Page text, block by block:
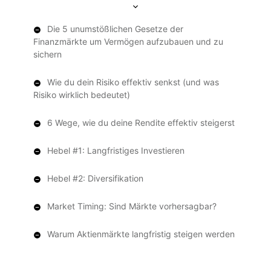
Die 5 unumstößlichen Gesetze der
Finanzmärkte um Vermögen aufzubauen und zu
sichern
Wie du dein Risiko effektiv senkst (und was
Risiko wirklich bedeutet)
6 Wege, wie du deine Rendite effektiv steigerst
Hebel #1: Langfristiges Investieren
Hebel #2: Diversifikation
Market Timing: Sind Märkte vorhersagbar?
Warum Aktienmärkte langfristig steigen werden